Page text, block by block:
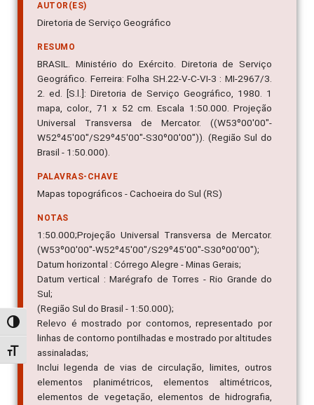
Alternar alto contraste
Alternar tamanho da fonte
AUTOR(ES)
Diretoria de Serviço Geográfico
RESUMO
BRASIL. Ministério do Exército. Diretoria de Serviço
Geográfico. Ferreira: Folha SH.22-V-C-VI-3 : MI-2967/3.
2. ed. [S.l.]: Diretoria de Serviço Geográfico, 1980. 1
mapa, color., 71 x 52 cm. Escala 1:50.000. Projeção
Universal Transversa de Mercator. ((W53º00'00"-
W52º45'00"/S29º45'00"-S30º00'00")). (Região Sul do
Brasil - 1:50.000).
PALAVRAS-CHAVE
Mapas topográficos - Cachoeira do Sul (RS)
NOTAS
1:50.000;Projeção Universal Transversa de Mercator.
(W53º00'00"-W52º45'00"/S29º45'00"-S30º00'00");
Datum horizontal : Córrego Alegre - Minas Gerais;
Datum vertical : Marégrafo de Torres - Rio Grande do
Sul;
(Região Sul do Brasil - 1:50.000);
Relevo é mostrado por contornos, representado por
linhas de contorno pontilhadas e mostrado por altitudes
assinaladas;
Inclui legenda de vias de circulação, limites, outros
elementos planimétricos, elementos altimétricos,
elementos de vegetação, elementos de hidrografia,